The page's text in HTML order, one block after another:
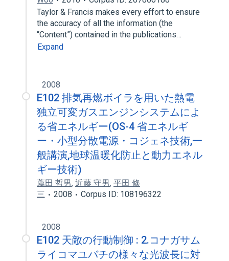
Taylor & Francis makes every effort to ensure
the accuracy of all the information (the
“Content”) contained in the publications…
Expand
2008
E102 排気再燃ボイラを用いた熱電
独立可変ガスエンジンシステムによ
る省エネルギー(OS-4 省エネルギ
ー・小型分散電源・コジェネ技術,一
般講演,地球温暖化防止と動力エネル
ギー技術)
薦田 哲男, 近藤 守男, 平田 修
三
2008 Corpus ID: 108196322
2008
E102 天敵の行動制御 : 2.コナガサム
ライコマユバチの様々な光波長に対